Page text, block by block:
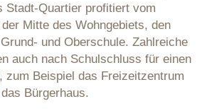
Stadt-Quartier profitiert vom
Mitte des Wohngebiets, den
und Oberschule. Zahlreiche
auch nach Schulschluss für einen
zum Beispiel das Freizeitzentrum
Bürgerhaus.